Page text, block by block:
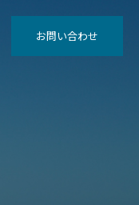
お問い合わせ